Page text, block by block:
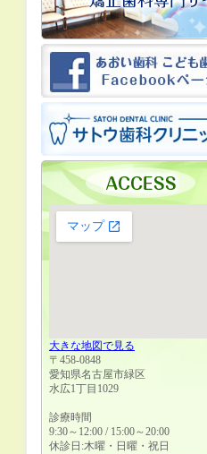
大きな地図で見る
〒458-0848
愛知県名古屋市緑区
水広1丁目1029
診療時間
9:30～12:00 / 15:00～20:00
休診日:木曜・日曜・祝日